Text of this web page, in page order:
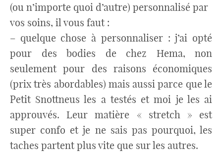
(ou n’importe quoi d’autre) personnalisé par
vos soins, il vous faut :
– quelque chose à personnaliser : j’ai opté
pour des bodies de chez Hema, non
seulement pour des raisons économiques
(prix très abordables) mais aussi parce que le
Petit Snottneus les a testés et moi je les ai
approuvés. Leur matière « stretch » est
super confo et je ne sais pas pourquoi, les
taches partent plus vite que sur les autres.